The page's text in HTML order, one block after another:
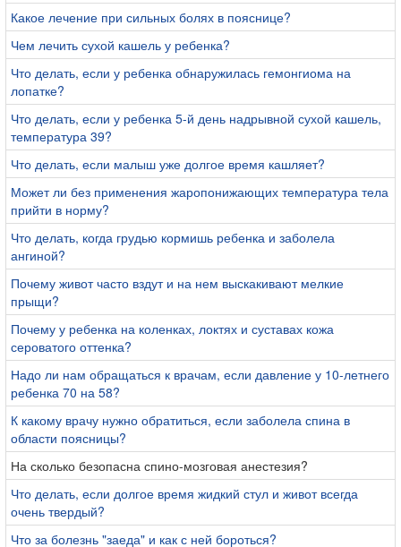
Какое лечение при сильных болях в пояснице?
Чем лечить сухой кашель у ребенка?
Что делать, если у ребенка обнаружилась гемонгиома на
лопатке?
Что делать, если у ребенка 5-й день надрывной сухой кашель,
температура 39?
Что делать, если малыш уже долгое время кашляет?
Может ли без применения жаропонижающих температура тела
прийти в норму?
Что делать, когда грудью кормишь ребенка и заболела
ангиной?
Почему живот часто вздут и на нем выскакивают мелкие
прыщи?
Почему у ребенка на коленках, локтях и суставах кожа
сероватого оттенка?
Надо ли нам обращаться к врачам, если давление у 10-летнего
ребенка 70 на 58?
К какому врачу нужно обратиться, если заболела спина в
области поясницы?
На сколько безопасна спино-мозговая анестезия?
Что делать, если долгое время жидкий стул и живот всегда
очень твердый?
Что за болезнь "заеда" и как с ней бороться?